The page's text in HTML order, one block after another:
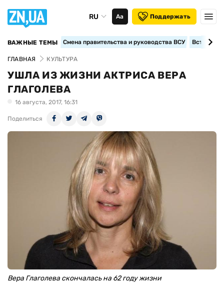
RU Аа Поддержать
ВАЖНЫЕ ТЕМЫ Смена правительства и руководства ВСУ
ГЛАВНАЯ КУЛЬТУРА
УШЛА ИЗ ЖИЗНИ АКТРИСА ВЕРА
ГЛАГОЛЕВА
16 августа, 2017, 16:31
Поделиться
Вера Глаголева скончалась на 62 году жизни